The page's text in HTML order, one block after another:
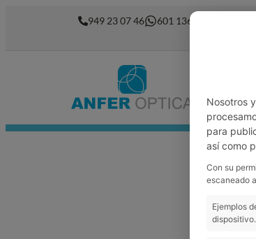
949 23 07 46 601 136 762
Nosotros
para
así como
Con su
escaneado
Ejemplos
dispositivo.